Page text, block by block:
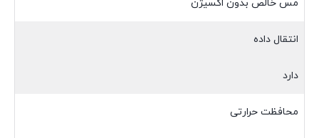
مس خالص بدون اکسیژن
انتقال داده
دارد
محافظت حرارتی